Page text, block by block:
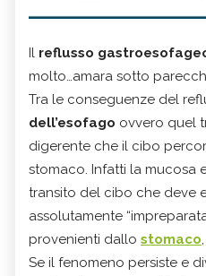
Il reflusso
molto…amara sotto
Tra le conseguenze del
dell’esofago ovvero quel
digerente che il cibo
stomaco. Infatti la mucosa
transito del cibo che deve
assolutamente
provenienti dallo stomaco
Se il fenomeno persiste e